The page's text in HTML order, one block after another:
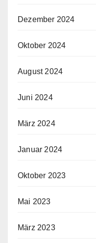
Dezember 2024
Oktober 2024
August 2024
Juni 2024
März 2024
Januar 2024
Oktober 2023
Mai 2023
März 2023